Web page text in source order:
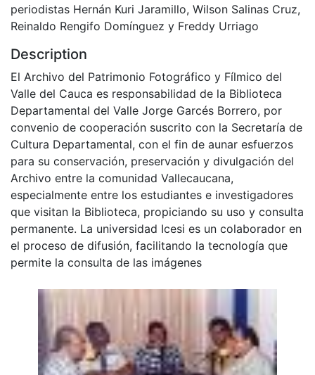
periodistas Hernán Kuri Jaramillo, Wilson Salinas Cruz,
Reinaldo Rengifo Domínguez y Freddy Urriago
Description
El Archivo del Patrimonio Fotográfico y Fílmico del
Valle del Cauca es responsabilidad de la Biblioteca
Departamental del Valle Jorge Garcés Borrero, por
convenio de cooperación suscrito con la Secretaría de
Cultura Departamental, con el fin de aunar esfuerzos
para su conservación, preservación y divulgación del
Archivo entre la comunidad Vallecaucana,
especialmente entre los estudiantes e investigadores
que visitan la Biblioteca, propiciando su uso y consulta
permanente. La universidad Icesi es un colaborador en
el proceso de difusión, facilitando la tecnología que
permite la consulta de las imágenes